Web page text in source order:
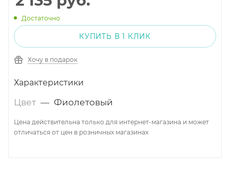
Достаточно
КУПИТЬ В 1 КЛИК
Хочу в подарок
Характеристики
Цвет — Фиолетовый
Цена действительна только для интернет-магазина и может
отличаться от цен в розничных магазинах